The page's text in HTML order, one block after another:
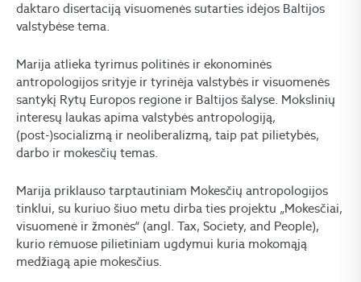
daktaro disertaciją visuomenės sutarties idėjos Baltijos
valstybėse tema.
Marija atlieka tyrimus politinės ir ekonominės
antropologijos srityje ir tyrinėja valstybės ir visuomenės
santykį Rytų Europos regione ir Baltijos šalyse. Mokslinių
interesų laukas apima valstybės antropologiją,
(post-)socializmą ir neoliberalizmą, taip pat pilietybės,
darbo ir mokesčių temas.
Marija priklauso tarptautiniam Mokesčių antropologijos
tinklui, su kuriuo šiuo metu dirba ties projektu „Mokesčiai,
visuomenė ir žmonės“ (angl. Tax, Society, and People),
kurio rėmuose pilietiniam ugdymui kuria mokomąją
medžiagą apie mokesčius.